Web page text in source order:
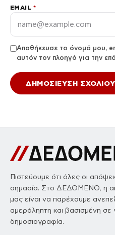
EMAIL *
Αποθήκευσε το όνομά μου,
αυτόν τον πλοηγό για την
Πιστεύουμε ότι όλες οι
σημασία. Στο ΔΕΔΟΜΕΝΟ, η
μας είναι να παρέχουμε
αμερόληπτη και βασισμένη σε
δημοσιογραφία.